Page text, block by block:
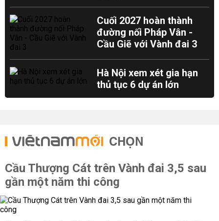
Cuối 2027 hoàn thành
đường nối Pháp Vân -
Cầu Giẽ với Vành đai 3
Hà Nội xem xét gia hạn
thủ tục 6 dự án lớn
CHỌN
Cầu Thượng Cát trên Vành đai 3,5 sau
gần một năm thi công